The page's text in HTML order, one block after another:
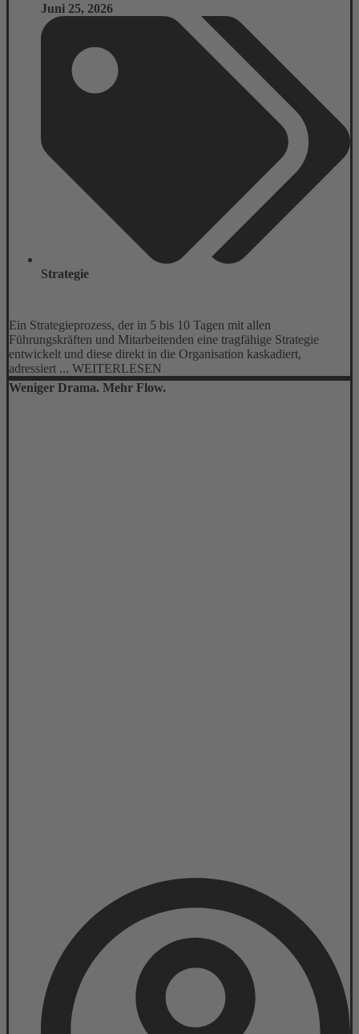
Juni 25, 2026
Strategie
Ein Strategieprozess, der in 5 bis 10 Tagen mit allen
Führungskräften und Mitarbeitenden eine tragfähige Strategie
entwickelt und diese direkt in die Organisation kaskadiert,
adressiert ... WEITERLESEN
Weniger Drama. Mehr Flow.